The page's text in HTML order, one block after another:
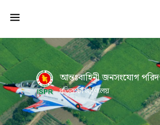
আন্তঃবাহিনী জনসংযোগ
প্রতিরক্ষা মন্ত্রণালয়